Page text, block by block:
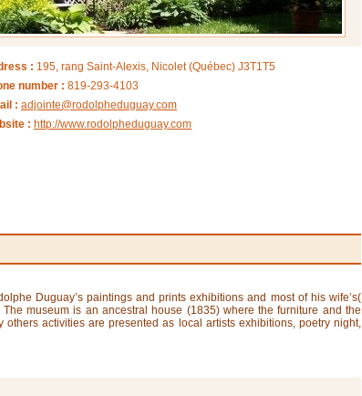
: 195, rang Saint-Alexis, Nicolet (Québec) J3T1T5
number : 819-293-4103
: adjointe@rodolpheduguay.com
: http://www.rodolpheduguay.com
Duguay’s paintings and prints exhibitions and most of his wife’s(
The museum is an ancestral house (1835) where the furniture and the
activities are presented as local artists exhibitions, poetry night,